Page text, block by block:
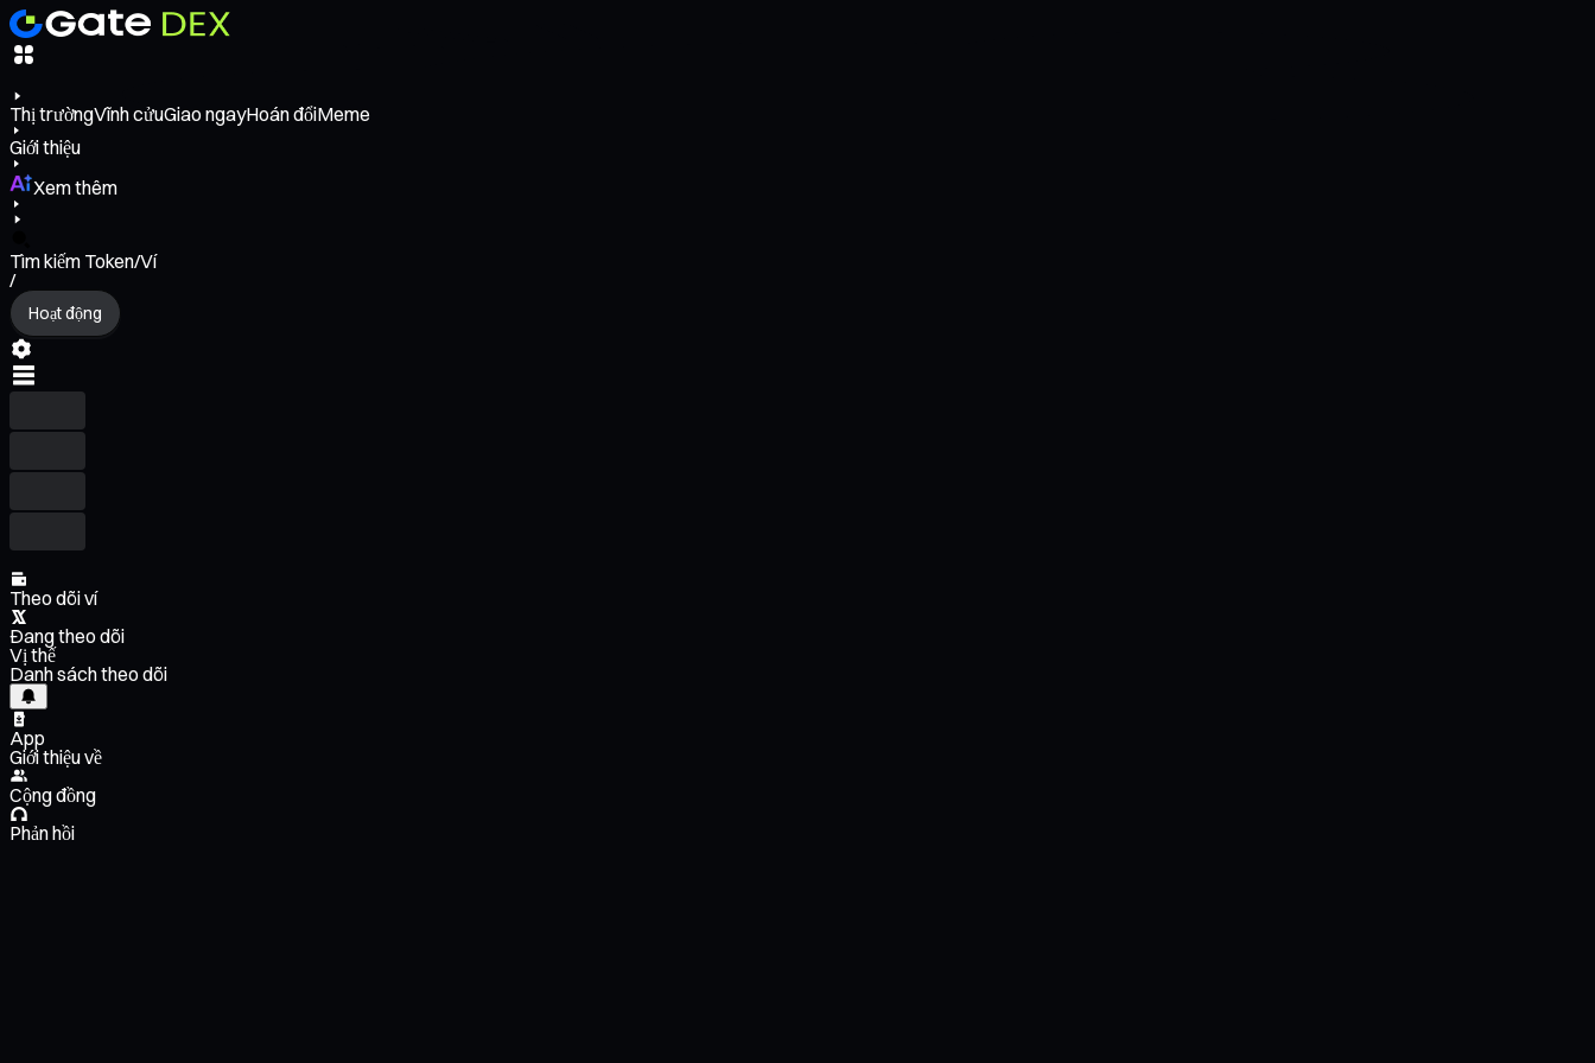
Thị trườngVĩnh cửuGiao ngayHoán đổiMeme
Giới thiệu
Xem thêm
Tìm kiếm Token/Ví
/
Hoạt động
Theo dõi ví
Đang theo dõi
Vị thế
Danh sách theo dõi
App
Giới thiệu về
Cộng đồng
Phản hồi